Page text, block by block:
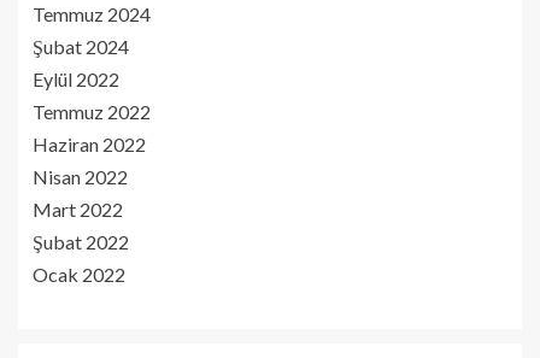
Temmuz 2024
Şubat 2024
Eylül 2022
Temmuz 2022
Haziran 2022
Nisan 2022
Mart 2022
Şubat 2022
Ocak 2022